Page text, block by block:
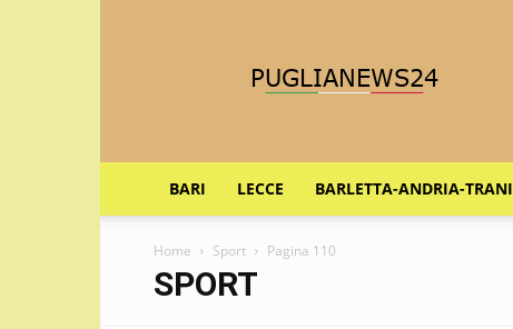
BARI LECCE BARLETTA-ANDRIA-TRANI
Home Sport Pagina 110
SPORT